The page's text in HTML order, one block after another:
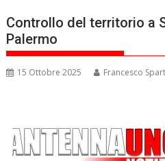
Controllo del territorio a
Palermo
15 Ottobre 2025 Francesco